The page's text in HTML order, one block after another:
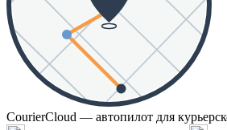
CourierCloud — автопилот для